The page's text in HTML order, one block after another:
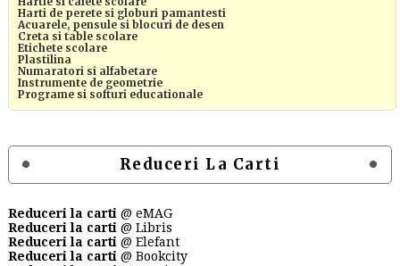
Harti de perete si globuri pamantesti
Acuarele, pensule si blocuri de desen
Creta si table scolare
Etichete scolare
Plastilina
Numaratori si alfabetare
Instrumente de geometrie
Programe si softuri educationale
Reduceri La Carti
Reduceri la carti @ eMAG
Reduceri la carti @ Libris
Reduceri la carti @ Elefant
Reduceri la carti @ Bookcity